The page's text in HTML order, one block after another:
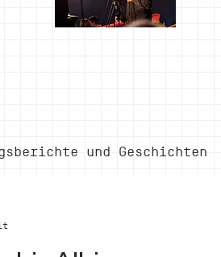
und Geschichten